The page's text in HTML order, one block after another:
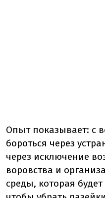
Опыт показывает: с
бороться через
через исключение
воровства и
среды, которая